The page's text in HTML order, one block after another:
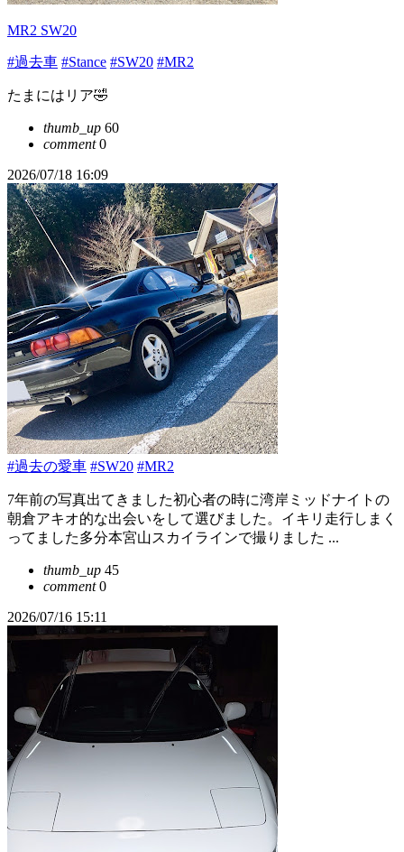
MR2 SW20
#過去車 #Stance #SW20 #MR2
たまにはリア🤣
thumb_up 60
comment0
2026/07/18 16:09
#過去の愛車 #SW20 #MR2
7年前の写真出てきました初心者の時に湾岸ミッドナイトの
朝倉アキオ的な出会いをして選びました。イキリ走行しまく
ってました多分本宮山スカイラインで撮りました ...
thumb_up 45
comment0
2026/07/16 15:11